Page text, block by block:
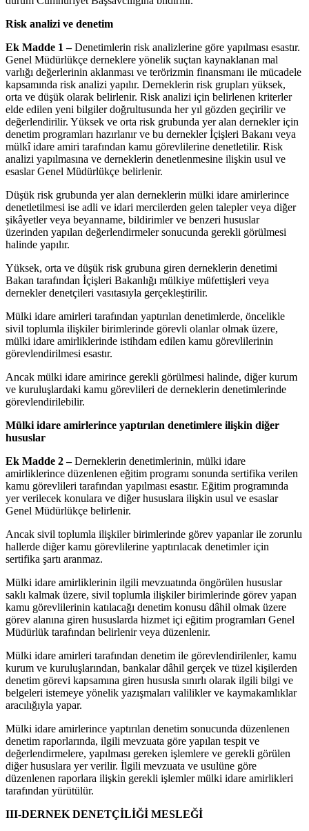
Risk analizi ve denetim
Ek Madde 1 –Denetimlerin risk analizlerine göre yapılması esastır.
Genel Müdürlükçe derneklere yönelik suçtan kaynaklanan mal
varlığı değerlerinin aklanması ve terörizmin finansmanı ile mücadele
kapsamında risk analizi yapılır. Derneklerin risk grupları yüksek,
orta ve düşük olarak belirlenir. Risk analizi için belirlenen kriterler
elde edilen yeni bilgiler doğrultusunda her yıl gözden geçirilir ve
değerlendirilir. Yüksek ve orta risk grubunda yer alan dernekler için
denetim programları hazırlanır ve bu dernekler İçişleri Bakanı veya
mülkî idare amiri tarafından kamu görevlilerine denetletilir. Risk
analizi yapılmasına ve derneklerin denetlenmesine ilişkin usul ve
esaslar Genel Müdürlükçe belirlenir.
Düşük risk grubunda yer alan derneklerin mülki idare amirlerince
denetletilmesi ise adli ve idari mercilerden gelen talepler veya diğer
şikâyetler veya beyanname, bildirimler ve benzeri hususlar
üzerinden yapılan değerlendirmeler sonucunda gerekli görülmesi
halinde yapılır.
Yüksek, orta ve düşük risk grubuna giren derneklerin denetimi
Bakan tarafından İçişleri Bakanlığı mülkiye müfettişleri veya
dernekler denetçileri vasıtasıyla gerçekleştirilir.
Mülki idare amirleri tarafından yaptırılan denetimlerde, öncelikle
sivil toplumla ilişkiler birimlerinde görevli olanlar olmak üzere,
mülki idare amirliklerinde istihdam edilen kamu görevlilerinin
görevlendirilmesi esastır.
Ancak mülki idare amirince gerekli görülmesi halinde, diğer kurum
ve kuruluşlardaki kamu görevlileri de derneklerin denetimlerinde
görevlendirilebilir.
Mülki idare amirlerince yaptırılan denetimlere ilişkin diğer
hususlar
Ek Madde 2 –Derneklerin denetimlerinin, mülki idare
amirliklerince düzenlenen eğitim programı sonunda sertifika verilen
kamu görevlileri tarafından yapılması esastır. Eğitim programında
yer verilecek konulara ve diğer hususlara ilişkin usul ve esaslar
Genel Müdürlükçe belirlenir.
Ancak sivil toplumla ilişkiler birimlerinde görev yapanlar ile zorunlu
hallerde diğer kamu görevlilerine yaptırılacak denetimler için
sertifika şartı aranmaz.
Mülki idare amirliklerinin ilgili mevzuatında öngörülen hususlar
saklı kalmak üzere, sivil toplumla ilişkiler birimlerinde görev yapan
kamu görevlilerinin katılacağı denetim konusu dâhil olmak üzere
görev alanına giren hususlarda hizmet içi eğitim programları Genel
Müdürlük tarafından belirlenir veya düzenlenir.
Mülki idare amirleri tarafından denetim ile görevlendirilenler, kamu
kurum ve kuruluşlarından, bankalar dâhil gerçek ve tüzel kişilerden
denetim görevi kapsamına giren hususla sınırlı olarak ilgili bilgi ve
belgeleri istemeye yönelik yazışmaları valilikler ve kaymakamlıklar
aracılığıyla yapar.
Mülki idare amirlerince yaptırılan denetim sonucunda düzenlenen
denetim raporlarında, ilgili mevzuata göre yapılan tespit ve
değerlendirmelere, yapılması gereken işlemlere ve gerekli görülen
diğer hususlara yer verilir. İlgili mevzuata ve usulüne göre
düzenlenen raporlara ilişkin gerekli işlemler mülki idare amirlikleri
tarafından yürütülür.
III-DERNEK DENETÇİLİĞİ MESLEĞİ